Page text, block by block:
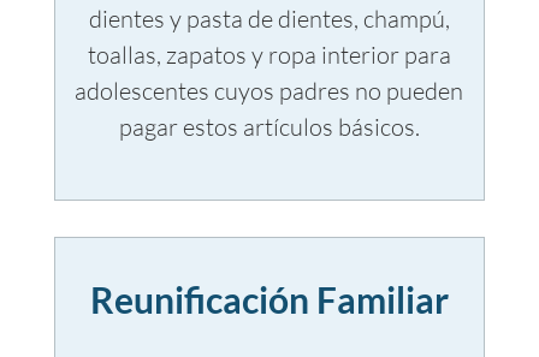
dientes y pasta de dientes, champú,
toallas, zapatos y ropa interior para
adolescentes cuyos padres no pueden
pagar estos artículos básicos.
Reunificación Familiar